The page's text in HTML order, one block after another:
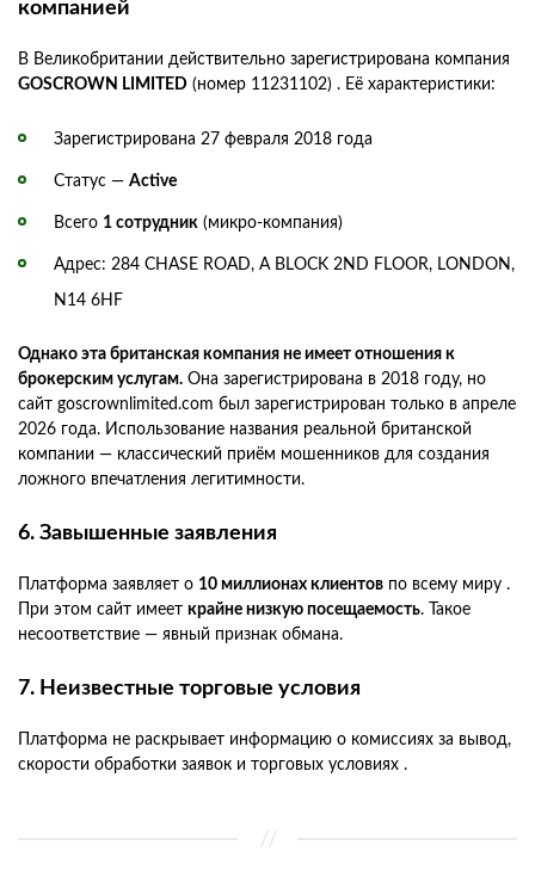
компанией
В Великобритании действительно зарегистрирована компания
GOSCROWN LIMITED (номер 11231102) . Её характеристики:
Зарегистрирована 27 февраля 2018 года
Статус — Active
Всего 1 сотрудник (микро-компания)
Адрес: 284 CHASE ROAD, A BLOCK 2ND FLOOR, LONDON,
N14 6HF
Однако эта британская компания не имеет отношения к
брокерским услугам. Она зарегистрирована в 2018 году, но
сайт goscrownlimited.com был зарегистрирован только в апреле
2026 года. Использование названия реальной британской
компании — классический приём мошенников для создания
ложного впечатления легитимности.
6. Завышенные заявления
Платформа заявляет о 10 миллионах клиентов по всему миру .
При этом сайт имеет крайне низкую посещаемость. Такое
несоответствие — явный признак обмана.
7. Неизвестные торговые условия
Платформа не раскрывает информацию о комиссиях за вывод,
скорости обработки заявок и торговых условиях .